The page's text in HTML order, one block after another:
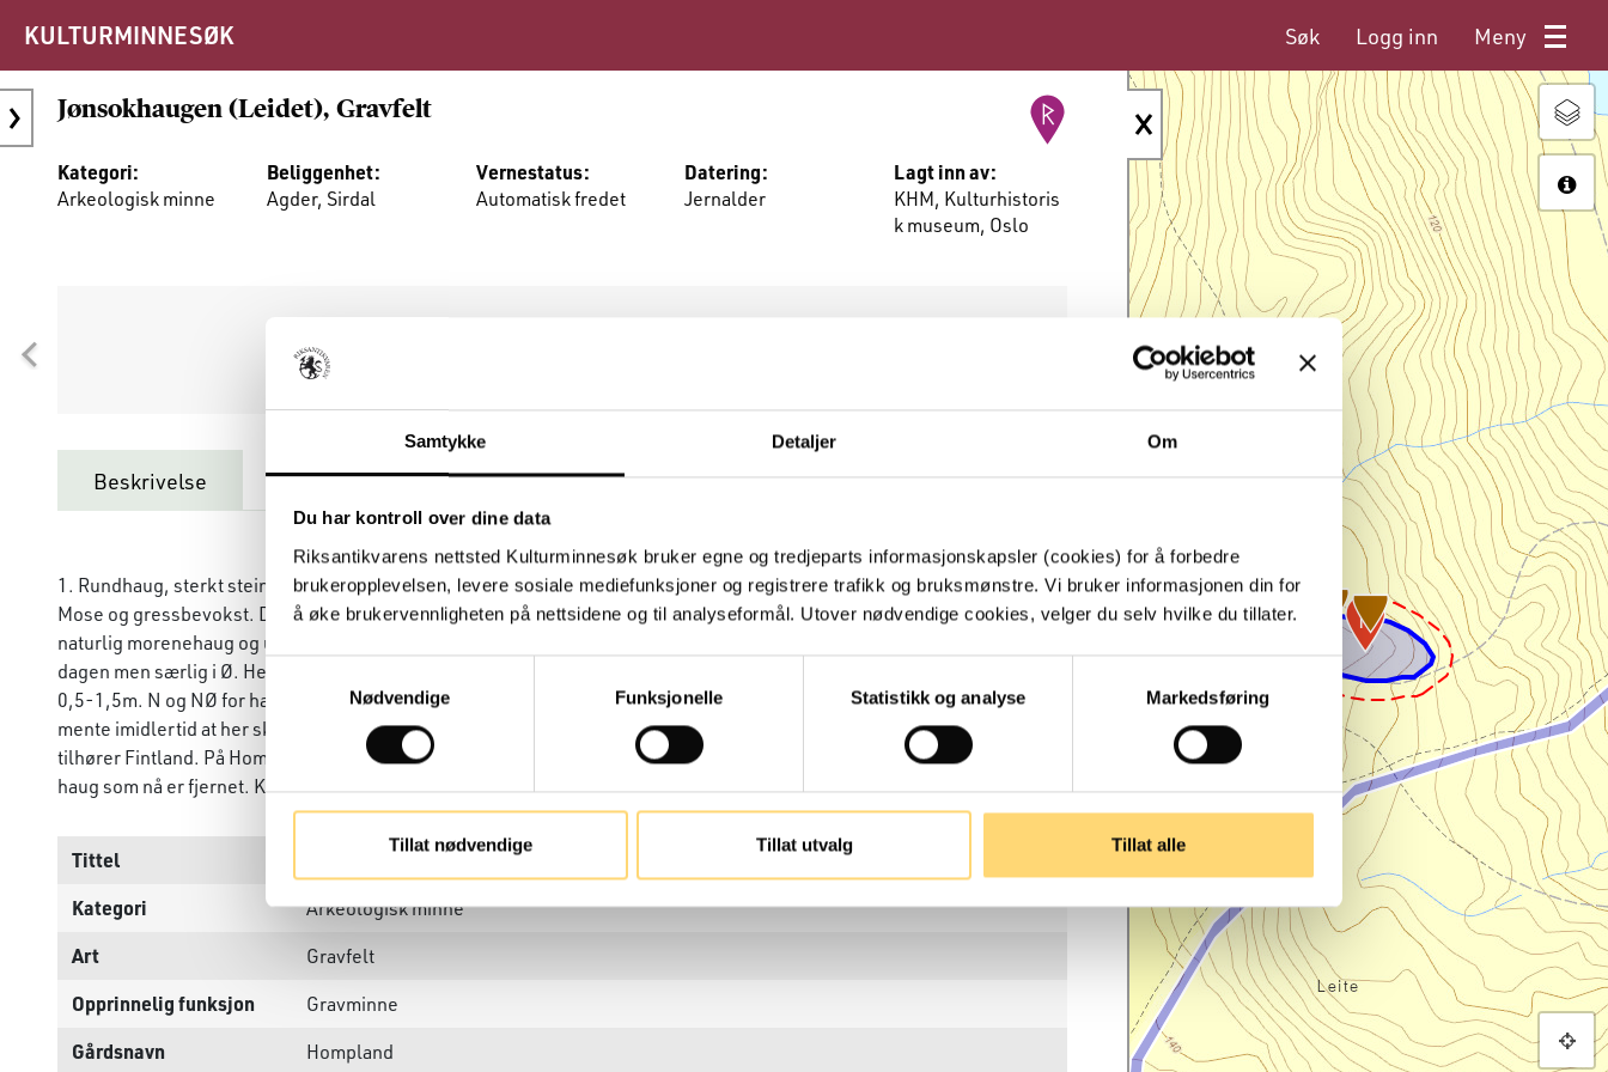
Samtykke Detaljer Om
Du har kontroll over dine data
Riksantikvarens nettsted Kulturminnesøk bruker egne og tredjeparts informasjonskapsler (cookies) for å forbedre
brukeropplevelsen, levere sosiale mediefunksjoner og registrere trafikk og bruksmønstre. Vi bruker informasjonen din for
å øke brukervennligheten på nettsidene og til analyseformål. Utover nødvendige cookies, velger du selv hvilke du tillater.
Samtykkevalg
Nødvendige
Funksjonelle Statistikk og analyse Markedsføring
Tillat nødvendige Tillat utvalg Tillat alle
Jønsokhaugen (Leidet), Gravfelt
Kategori:
Arkeologisk minne
Beliggenhet:
Agder, Sirdal
Vernestatus:
Automatisk fredet
Datering:
Jernalder
Lagt inn av:
KHM, Kulturhistoris
k museum, Oslo
Du må være innlogget for å legge til bilde eller video.
Beskrivelse Minnet består av (2) Kommentarer (0) Lenker (0)
1. Rundhaug, sterkt steinblandet. Ligger på en naturlig haug og utnytter denne. Virker urørt. Mye stein i overflaten.
Mose og gressbevokst. D ca 9m, h 0,5m. Ca 40m SØ for 1 og lavere i terrenet: 2. Rundhaug, uklart markert. Ligger på en
naturlig morenehaug og utnytter denne. Man har gravet og brent bål på toppen, som er temmelig omrotet Mye stein i
dagen men særlig i Ø. Her trolig mest naturlig morenestein. Gressbevokst, noe einer. Mål vanskelig å anslå. D ca 15m, h
0,5-1,5m. N og NØ for haugene ligger det flere naturlige formasjoner, som ligner på haug 2. "De gamle" på Hompland
mente imidlertid at her skulle være graver, og at de skulle inneholde begravelser etter ett slag på Hovland, en støl som
tilhører Fintland. På Hompland, 39/8, skal det være funnet spydodder disse er "innsendt". De ble funnet i innmarka i en
haug som nå er fjernet. Kan ikke påvises nærmere.
Tittel
Jønsokhaugen (Leidet), Gravfelt
Kategori
Arkeologisk minne
Art
Gravfelt
Opprinnelig funksjon
Gravminne
Gårdsnavn
Hompland
KULTURMINNESØK Søk Logg inn Meny